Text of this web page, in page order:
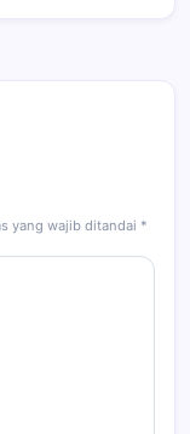
yang wajib ditandai *